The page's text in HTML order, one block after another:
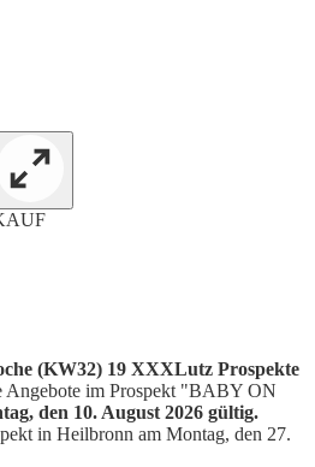
(KW32) 19 XXXLutz Prospekte
Angebote im Prospekt "BABY ON
den 10. August 2026 gültig.
in Heilbronn am Montag, den 27.